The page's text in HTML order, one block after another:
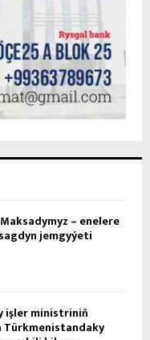
– enelere
jemgyýeti
işler ministriniň
Türkmenistandaky